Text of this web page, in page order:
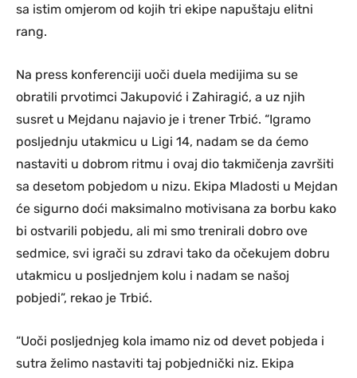
sa istim omjerom od kojih tri ekipe napuštaju elitni
rang.
Na press konferenciji uoči duela medijima su se
obratili prvotimci Jakupović i Zahiragić, a uz njih
susret u Mejdanu najavio je i trener Trbić. “Igramo
posljednju utakmicu u Ligi 14, nadam se da ćemo
nastaviti u dobrom ritmu i ovaj dio takmičenja završiti
sa desetom pobjedom u nizu. Ekipa Mladosti u Mejdan
će sigurno doći maksimalno motivisana za borbu kako
bi ostvarili pobjedu, ali mi smo trenirali dobro ove
sedmice, svi igrači su zdravi tako da očekujem dobru
utakmicu u posljednjem kolu i nadam se našoj
pobjedi”, rekao je Trbić.
“Uoči posljednjeg kola imamo niz od devet pobjeda i
sutra želimo nastaviti taj pobjednički niz. Ekipa